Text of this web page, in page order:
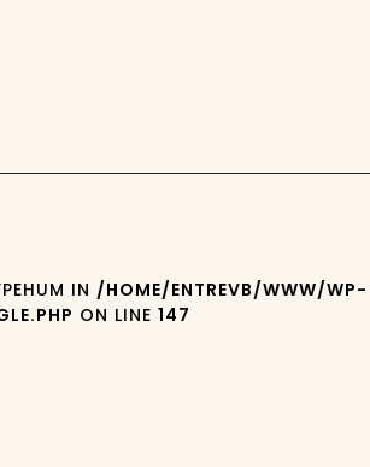
IN /HOME/ENTREVB/WWW/WP-
ON LINE147